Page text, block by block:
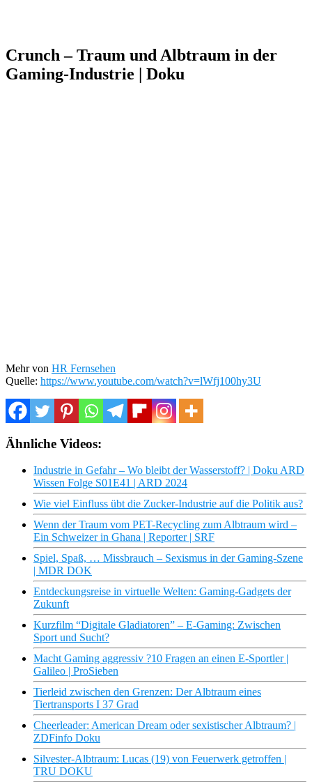
Crunch – Traum und Albtraum in der
Gaming-Industrie | Doku
Mehr von HR Fernsehen
Quelle: https://www.youtube.com/watch?v=lWfj100hy3U
Ähnliche Videos:
Industrie in Gefahr – Wo bleibt der Wasserstoff? | Doku ARD
Wissen Folge S01E41 | ARD 2024
Wie viel Einfluss übt die Zucker-Industrie auf die Politik aus?
Wenn der Traum vom PET-Recycling zum Albtraum wird –
Ein Schweizer in Ghana | Reporter | SRF
Spiel, Spaß, … Missbrauch – Sexismus in der Gaming-Szene
| MDR DOK
Entdeckungsreise in virtuelle Welten: Gaming-Gadgets der
Zukunft
Kurzfilm “Digitale Gladiatoren” – E-Gaming: Zwischen
Sport und Sucht?
Macht Gaming aggressiv ?10 Fragen an einen E-Sportler |
Galileo | ProSieben
Tierleid zwischen den Grenzen: Der Albtraum eines
Tiertransports I 37 Grad
Cheerleader: American Dream oder sexistischer Albtraum? |
ZDFinfo Doku
Silvester-Albtraum: Lucas (19) von Feuerwerk getroffen |
TRU DOKU